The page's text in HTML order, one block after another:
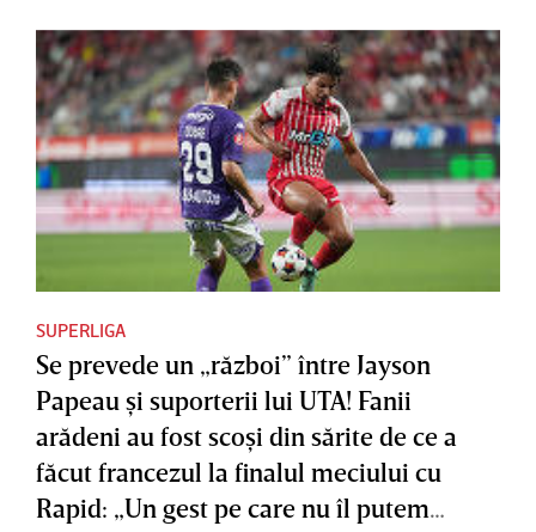
SUPERLIGA
Se prevede un „război” între Jayson
Papeau şi suporterii lui UTA! Fanii
arădeni au fost scoşi din sărite de ce a
făcut francezul la finalul meciului cu
Rapid: „Un gest pe care nu îl putem